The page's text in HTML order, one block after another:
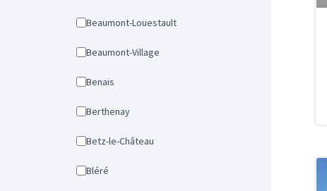
Beaumont-Louestault
Beaumont-Village
Benais
Berthenay
Betz-le-Château
Bléré